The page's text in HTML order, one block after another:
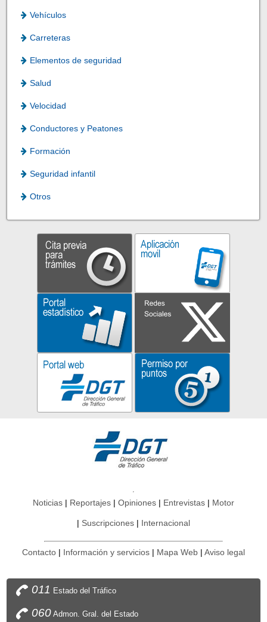
Vehículos
Carreteras
Elementos de seguridad
Salud
Velocidad
Conductores y Peatones
Formación
Seguridad infantil
Otros
Noticias Reportajes Opiniones Entrevistas Motor
Suscripciones Internacional
Contacto Información y servicios Mapa Web Aviso legal
011 Estado del Tráfico
060Admon. Gral. del Estado